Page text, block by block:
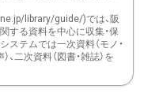
library/guide/)では、阪
する資料を中心に収集・保
ステムでは一次資料（モノ・
、二次資料（図書・雑誌）を